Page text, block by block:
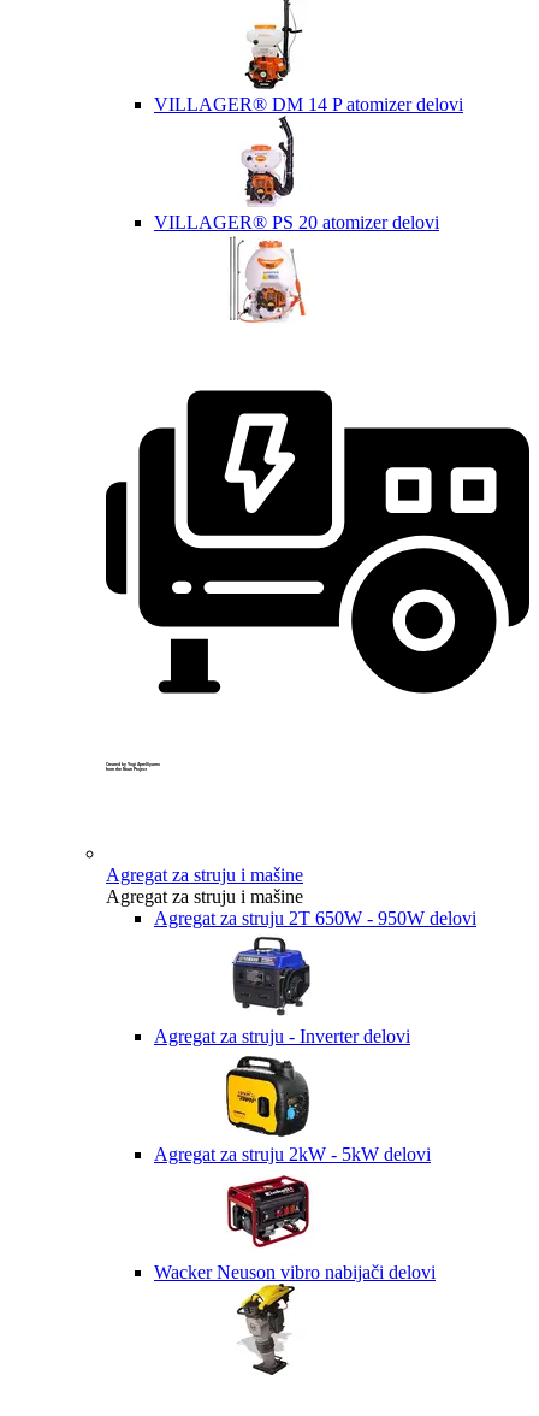
VILLAGER® DM 14 P atomizer delovi
VILLAGER® PS 20 atomizer delovi
Created by Yogi Aprelliyanto
from the Noun Project
Agregat za struju i mašine
Agregat za struju i mašine
Agregat za struju 2T 650W - 950W delovi
Agregat za struju - Inverter delovi
Agregat za struju 2kW - 5kW delovi
Wacker Neuson vibro nabijači delovi